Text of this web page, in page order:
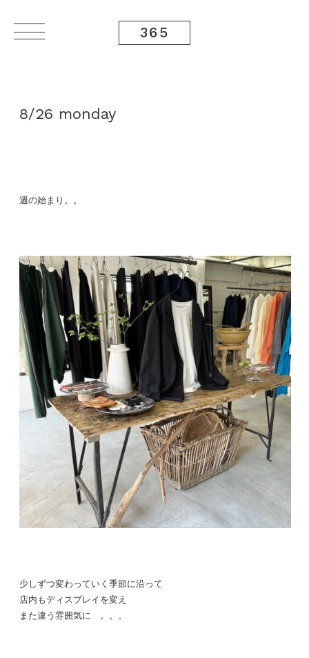
365
8/26 monday
週の始まり。。
少しずつ変わっていく季節に沿って
店内もディスプレイを変え
また違う雰囲気に 。。。